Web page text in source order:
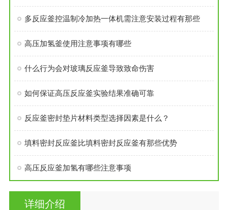
多反应釜控温制冷加热一体机需注意安装过程有那些
高压加氢釜使用注意事项有哪些
什么行为会对玻璃反应釜导致致命伤害
如何保证高压反应釜实验结果准确可靠
反应釜密封垫片材料类型选择因素是什么？
填料密封反应釜比填料密封反应釜有那些优势
高压反应釜加氢有哪些注意事项
详细介绍